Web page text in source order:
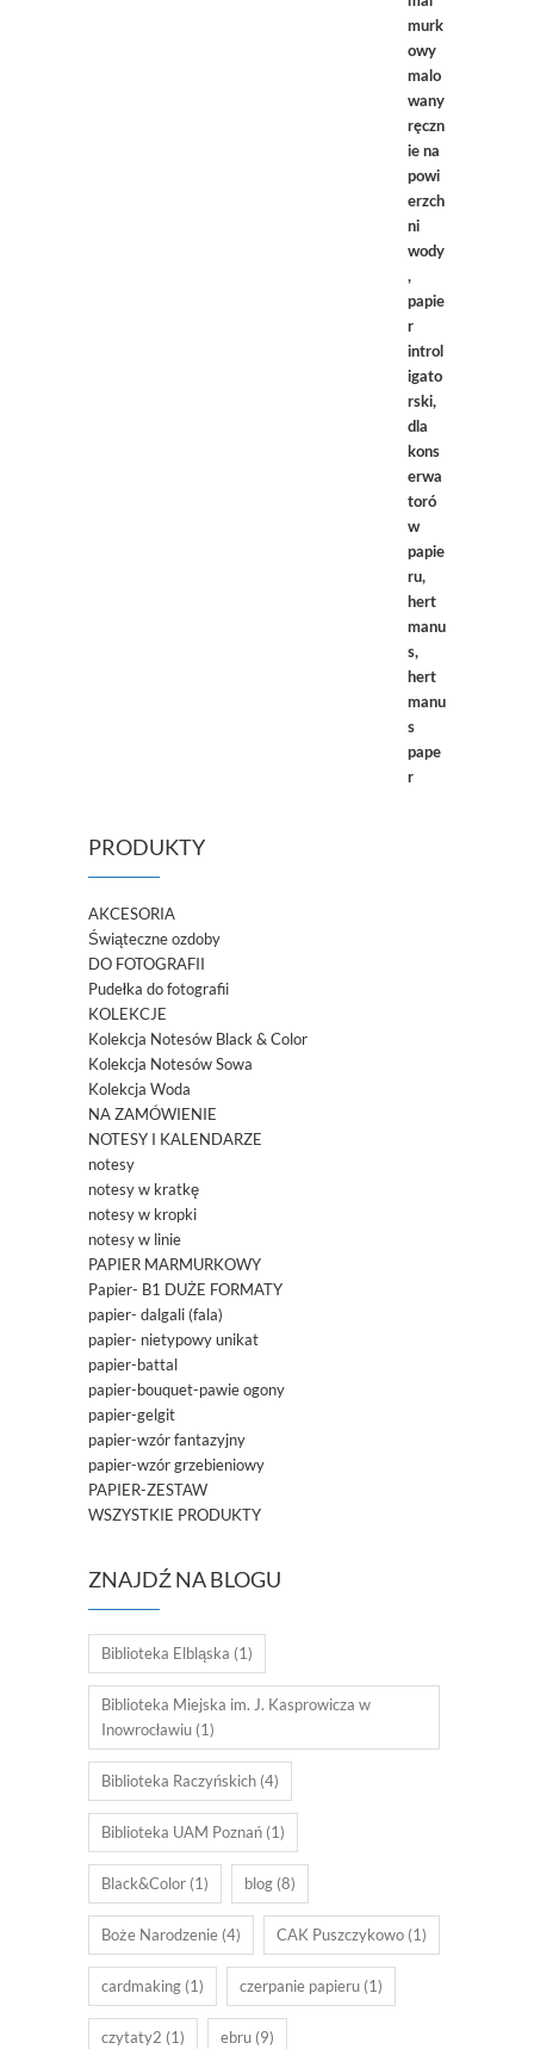
PRODUKTY
AKCESORIA
Świąteczne ozdoby
DO FOTOGRAFII
Pudełka do fotografii
KOLEKCJE
Kolekcja Notesów Black & Color
Kolekcja Notesów Sowa
Kolekcja Woda
NA ZAMÓWIENIE
NOTESY I KALENDARZE
notesy
notesy w kratkę
notesy w kropki
notesy w linie
PAPIER MARMURKOWY
Papier- B1 DUŻE FORMATY
papier- dalgali (fala)
papier- nietypowy unikat
papier-battal
papier-bouquet-pawie ogony
papier-gelgit
papier-wzór fantazyjny
papier-wzór grzebieniowy
PAPIER-ZESTAW
WSZYSTKIE PRODUKTY
ZNAJDŹ NA BLOGU
Biblioteka Elbląska (1)
Biblioteka Miejska im. J. Kasprowicza w
Inowrocławiu (1)
Biblioteka Raczyńskich (4)
Biblioteka UAM Poznań (1)
Black&Color (1) blog (8)
Boże Narodzenie (4) CAK Puszczykowo (1)
cardmaking (1) czerpanie papieru (1)
czytaty2 (1) ebru (9)